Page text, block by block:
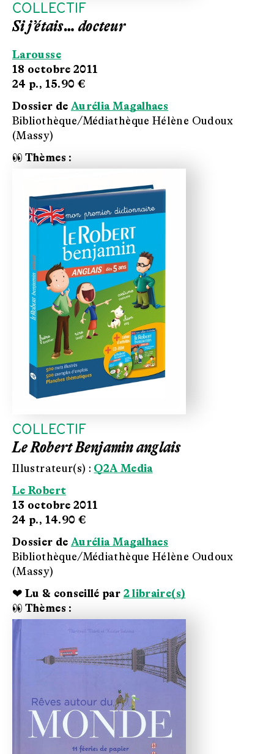
COLLECTIF
Si j’étais… docteur
Larousse
18 octobre 2011
24 p., 15.90 €
Dossier de Aurélia Magalhaes
Bibliothèque/Médiathèque Hélène Oudoux
(Massy)
👀 Thèmes :
COLLECTIF
Le Robert Benjamin anglais
Illustrateur(s) : Q2A Media
Le Robert
13 octobre 2011
24 p., 14.90 €
Dossier de Aurélia Magalhaes
Bibliothèque/Médiathèque Hélène Oudoux
(Massy)
❤ Lu & conseillé par 2 libraire(s)
👀 Thèmes :